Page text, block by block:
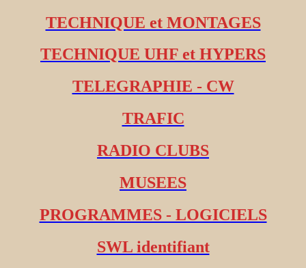
TECHNIQUE et MONTAGES
TECHNIQUE UHF et HYPERS
TELEGRAPHIE - CW
TRAFIC
RADIO CLUBS
MUSEES
PROGRAMMES - LOGICIELS
SWL identifiant